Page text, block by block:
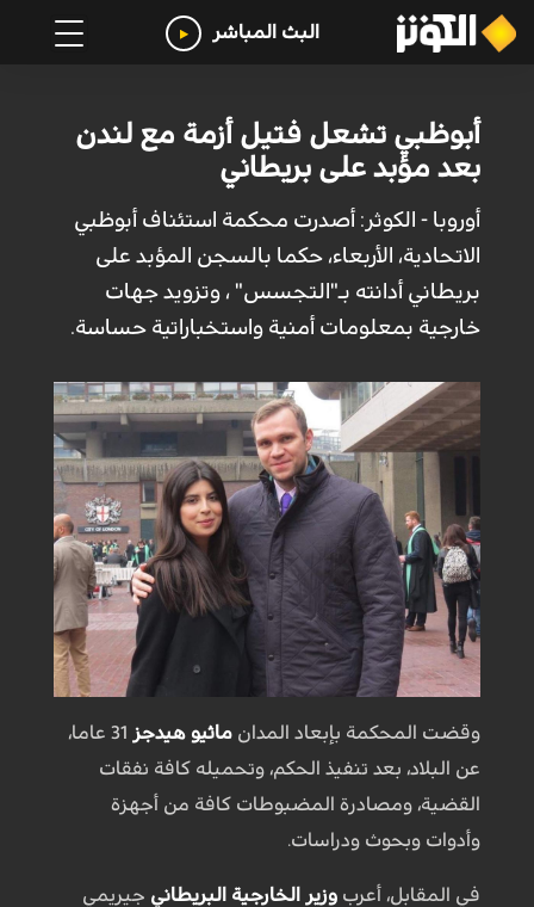
البث المباشر
أبوظبي تشعل فتيل أزمة مع لندن
بعد مؤبد على بريطاني
أوروبا - الكوثر: أصدرت محكمة استئناف أبوظبي
الاتحادية، الأربعاء، حكما بالسجن المؤبد على
بريطاني أدانته بـ"التجسس" ، وتزويد جهات
خارجية بمعلومات أمنية واستخباراتية حساسة.
وقضت المحكمة بإبعاد المدان ماثيو هيدجز
31 عاما،
عن البلاد، بعد تنفيذ الحكم، وتحميله كافة نفقات
القضية، ومصادرة المضبوطات كافة من أجهزة
وأدوات وبحوث ودراسات.
في المقابل، أعرب وزير الخارجية البريطاني جيريمي